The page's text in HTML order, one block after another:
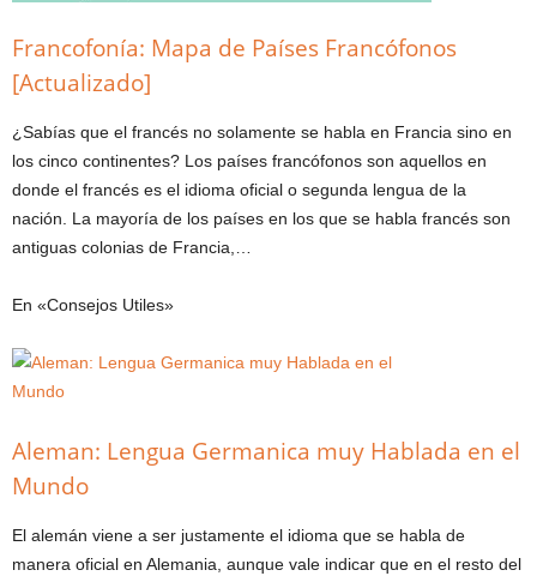
Francofonía: Mapa de Países Francófonos
[Actualizado]
¿Sabías que el francés no solamente se habla en Francia sino en
los cinco continentes? Los países francófonos son aquellos en
donde el francés es el idioma oficial o segunda lengua de la
nación. La mayoría de los países en los que se habla francés son
antiguas colonias de Francia,…
En «Consejos Utiles»
Aleman: Lengua Germanica muy Hablada en el
Mundo
El alemán viene a ser justamente el idioma que se habla de
manera oficial en Alemania, aunque vale indicar que en el resto del